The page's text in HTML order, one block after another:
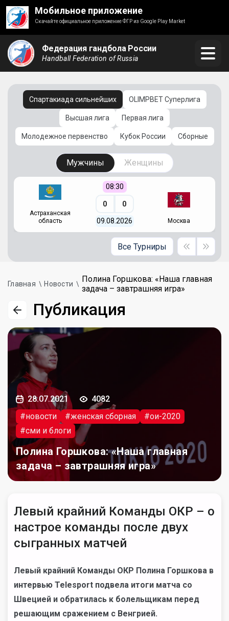
Мобильное приложение
Скачайте официальное приложение ФГР из Google Play Market
Федерация гандбола России
Handball Federation of Russia
Спартакиада сильнейших OLIMPBET Суперлига
Высшая лига Первая лига
Молодежное первенство Кубок России Сборные
Мужчины Женщины
Астраханская
область
08:30
0 0
09.08.2026 Москва
Все Турниры
Главная Новости
Полина Горшкова: «Наша главная
задача – завтрашняя игра»
Публикация
28.07.2021
4082
#новости
#женская сборная
#ои-2020
#сми и блоги
Полина Горшкова: «Наша главная
задача – завтрашняя игра»
Левый крайний Команды ОКР – о
настрое команды после двух
сыгранных матчей
Левый крайний Команды ОКР Полина Горшкова в
интервью Telesport подвела итоги матча со
Швецией и обратилась к болельщикам перед
решающим сражением с Венгрией.